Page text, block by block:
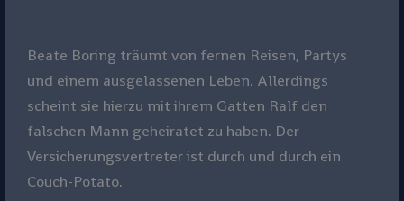
Beate Boring träumt von fernen Reisen, Partys
und einem ausgelassenen Leben. Allerdings
scheint sie hierzu mit ihrem Gatten Ralf den
falschen Mann geheiratet zu haben. Der
Versicherungsvertreter ist durch und durch ein
Couch-Potato.